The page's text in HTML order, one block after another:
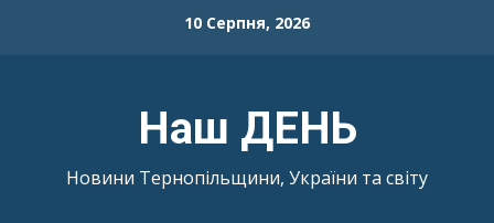
10 Серпня, 2026
Наш ДЕНЬ
Новини Тернопільщини, України та світу